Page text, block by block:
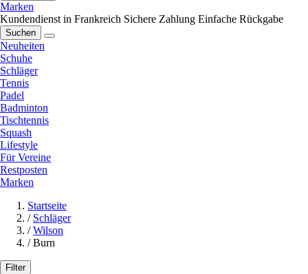
Marken
Kundendienst in Frankreich Sichere Zahlung Einfache Rückgabe
Suchen
Neuheiten
Schuhe
Schläger
Tennis
Padel
Badminton
Tischtennis
Squash
Lifestyle
Für Vereine
Restposten
Marken
Startseite
/ Schläger
/ Wilson
/ Burn
Filter